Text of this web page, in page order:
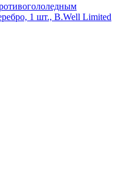
1 шт., B.Well Limited